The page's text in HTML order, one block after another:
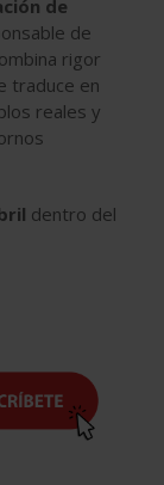
de
de
rigor
traduce en
reales y
dentro del